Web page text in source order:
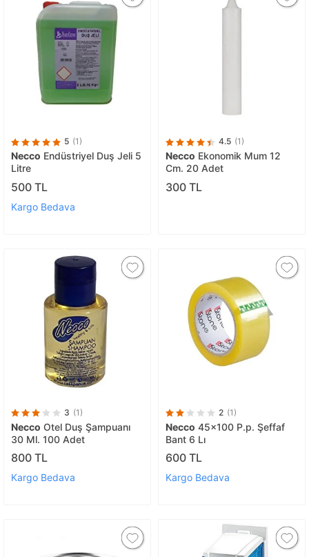
5 (1)
Necco Endüstriyel Duş Jeli 5
Litre
500 TL
Kargo Bedava
4.5 (1)
Necco Ekonomik Mum 12
Cm. 20 Adet
300 TL
3 (1)
Necco Otel Duş Şampuanı
30 Ml. 100 Adet
800 TL
Kargo Bedava
2 (1)
Necco 45x100 P.p. Şeffaf
Bant 6 Lı
600 TL
Kargo Bedava